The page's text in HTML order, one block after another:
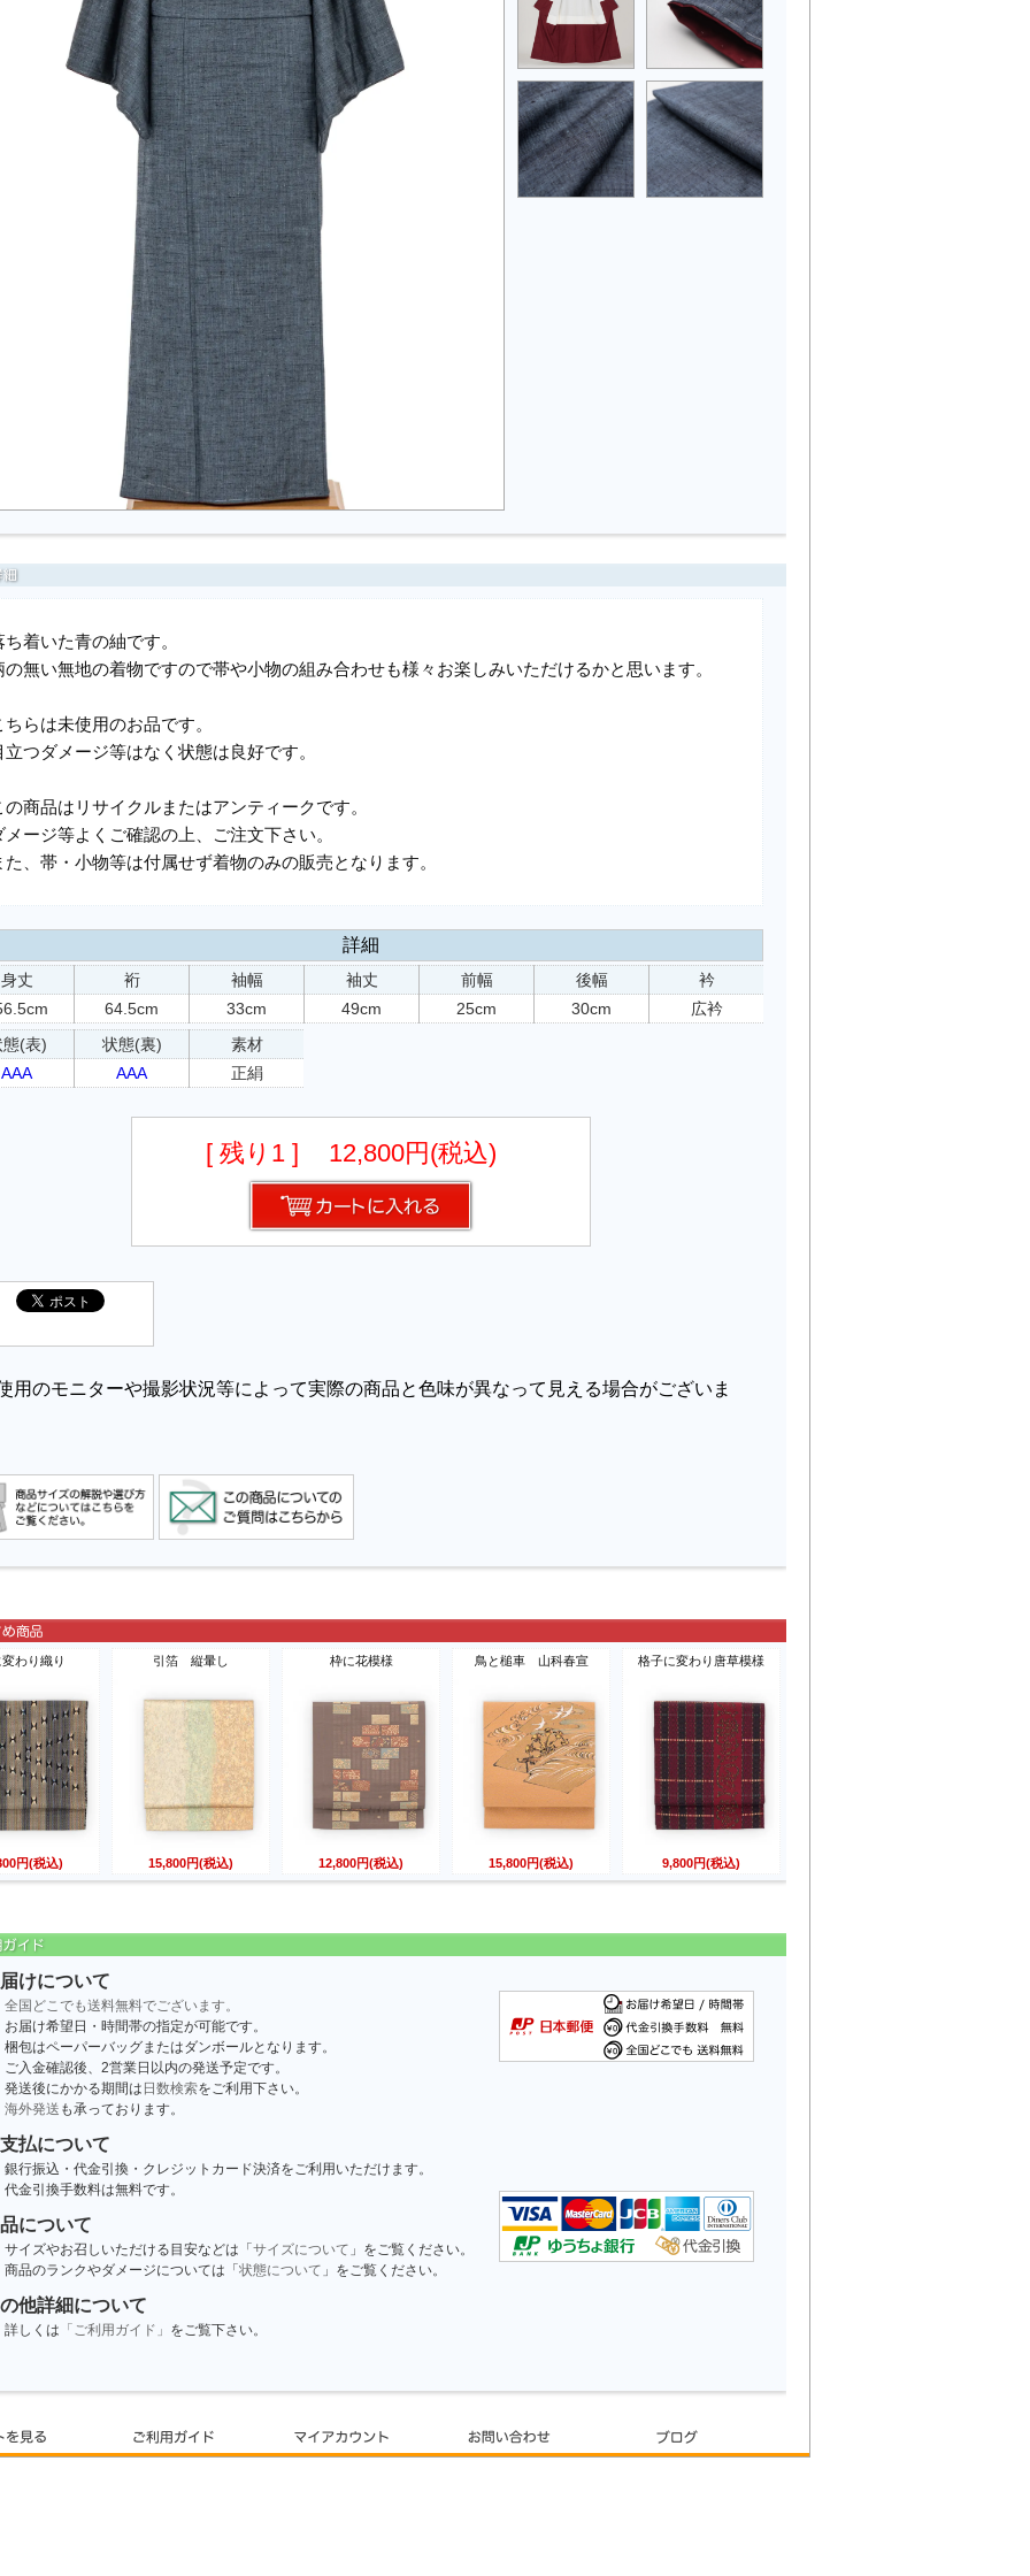
ち着いた青の紬です。
の無い無地の着物ですので帯や小物の組み合わせも様々お楽しみいただけるかと思います。
ちらは未使用のお品です。
立つダメージ等はなく状態は良好です。
の商品はリサイクルまたはアンティークです。
メージ等よくご確認の上、ご注文下さい。
た、帯・小物等は付属せず着物のみの販売となります。
詳細
身丈
裄
64.5cm
袖幅
33cm
袖丈
49cm
前幅
25cm
後幅
30cm
衿
広衿
(表)
AAA
状態(裏)
AAA
素材
正絹
[ 残り1 ] 12,800円(税込)
わり織り
円(税込)
引箔 縦暈し
15,800円(税込)
枠に花模様
12,800円(税込)
鳥と槌車 山科春宣
15,800円(税込)
格子に変わり唐草模様
9,800円(税込)
けについて
全国どこでも送料無料でございます。
お届け希望日・時間帯の指定が可能です。
梱包はペーパーバッグまたはダンボールとなります。
ご入金確認後、2営業日以内の発送予定です。
発送後にかかる期間は 日数検索をご利用下さい。
海外発送 も承っております。
払について
銀行振込・代金引換・クレジットカード決済をご利用いただけます。
代金引換手数料は無料です。
について
サイズやお召しいただける目安などは「 サイズについて 」をご覧ください。
商品のランクやダメージについては「 状態について 」をご覧ください。
他詳細について
詳しくは 「ご利用ガイド」 をご覧下さい。